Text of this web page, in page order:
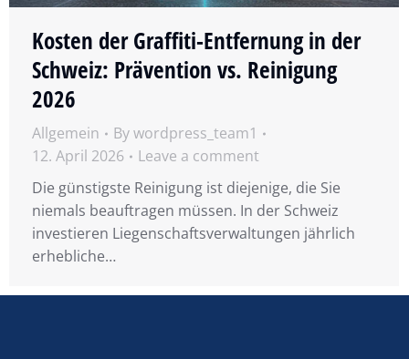
Kosten der Graffiti-Entfernung in der
Schweiz: Prävention vs. Reinigung
2026
Allgemein Bywordpress_team1
12. April 2026
Leave a comment
Die günstigste Reinigung ist diejenige, die Sie
niemals beauftragen müssen. In der Schweiz
investieren Liegenschaftsverwaltungen jährlich
erhebliche…